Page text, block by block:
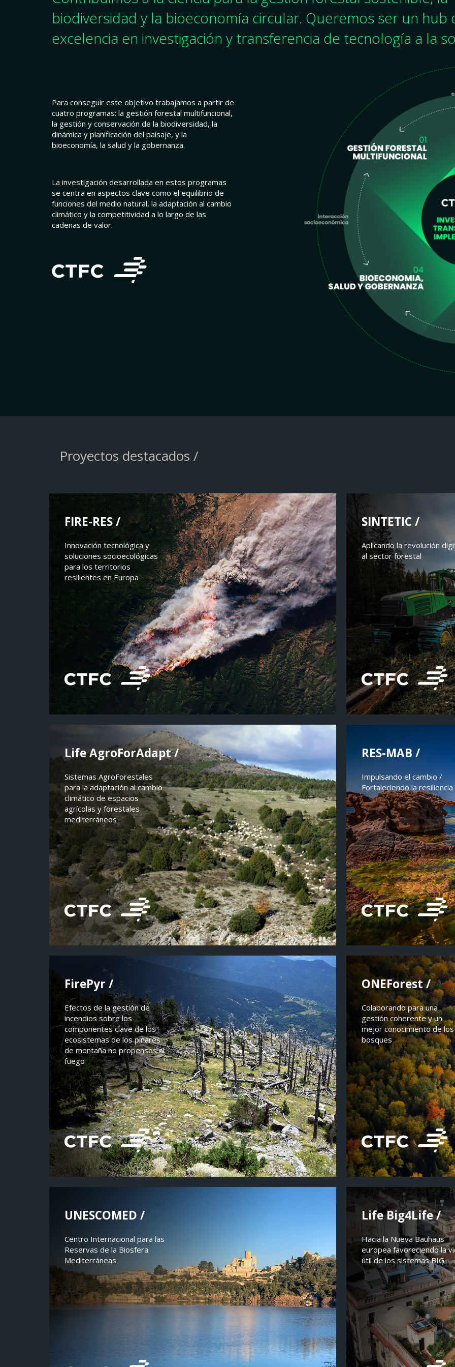
biodiversidad y la bioeconomía circular. Queremos ser un hub
excelencia en investigación y transferencia de tecnología a la
Para conseguir este objetivo trabajamos a partir de
cuatro programas: la gestión forestal multifuncional,
la gestión y conservación de la biodiversidad, la
dinámica y planificación del paisaje, y la
bioeconomía, la salud y la gobernanza.
La investigación desarrollada en estos programas
se centra en aspectos clave como el equilibrio de
funciones del medio natural, la adaptación al cambio
climático y la competitividad a lo largo de las
cadenas de valor.
Proyectos destacados /
FIRE-RES /
Innovación tecnológica y
soluciones socioecológicas
para los territorios
resilientes en Europa
SINTETIC /
Aplicando la revolución
al sector forestal
Life AgroForAdapt /
Sistemas AgroForestales
para la adaptación al cambio
climático de espacios
agrícolas y forestales
mediterráneos
RES-MAB /
Impulsando el cambio /
Fortaleciendo la resiliencia
FirePyr /
Efectos de la gestión de
incendios sobre los
componentes clave de los
ecosistemas de los pinares
de montaña no propensos al
fuego
ONEForest /
Colaborando para una
gestión coherente y un
mejor conocimiento de los
bosques
UNESCOMED /
Centro Internacional para las
Reservas de la Biosfera
Mediterráneas
Life Big4Life /
Hacia la Nueva Bauhaus
europea favoreciendo la
útil de los sistemas BIG